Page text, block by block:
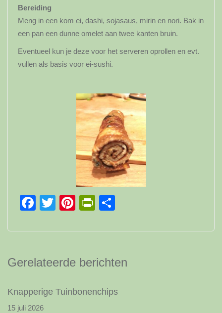
Bereiding
Meng in een kom ei, dashi, sojasaus, mirin en nori. Bak in
een pan een dunne omelet aan twee kanten bruin.
Eventueel kun je deze voor het serveren oprollen en evt.
vullen als basis voor ei-sushi.
Facebook
TwitterPinterest
PrintFriendly
Gerelateerde berichten
Knapperige Tuinbonenchips
15 juli 2026